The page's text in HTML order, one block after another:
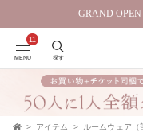
GRAND OPEN
会員登録で
MENU 探す
アイテム ルームウェア（